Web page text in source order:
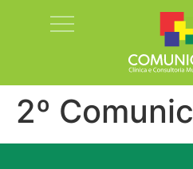
2º